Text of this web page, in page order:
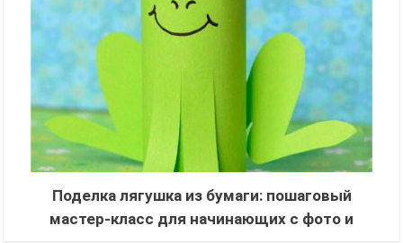
Поделка лягушка из бумаги: пошаговый
мастер-класс для начинающих с фото и